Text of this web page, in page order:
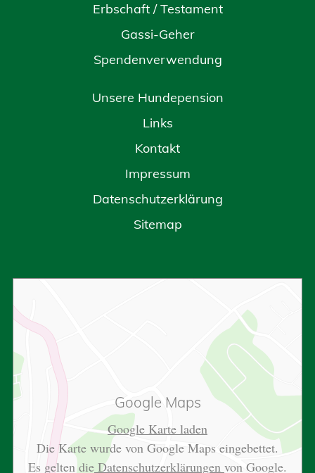
Erbschaft / Testament
Gassi-Geher
Spendenverwendung
Unsere Hundepension
Links
Kontakt
Impressum
Datenschutzerklärung
Sitemap
Google Maps
Google Karte laden
Die Karte wurde von Google Maps eingebettet.
Es gelten die Datenschutzerklärungen von Google.